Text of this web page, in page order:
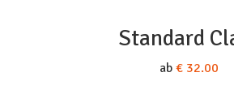
Standard
ab € 32.00